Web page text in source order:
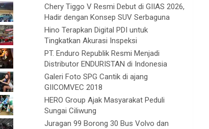
Chery Tiggo V Resmi Debut di GIIAS 2026,
Hadir dengan Konsep SUV Serbaguna
Hino Terapkan Digital PDI untuk
Tingkatkan Akurasi Inspeksi
PT. Enduro Republik Resmi Menjadi
Distributor ENDURISTAN di Indonesia
Galeri Foto SPG Cantik di ajang
GIICOMVEC 2018
HERO Group Ajak Masyarakat Peduli
Sungai Ciliwung
Juragan 99 Borong 30 Bus Volvo dan